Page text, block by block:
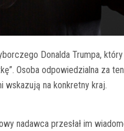
Donalda Trumpa,
Osoba odpowiedzialna za
wskazują na konkretny kraj.
nadawca przesłał im